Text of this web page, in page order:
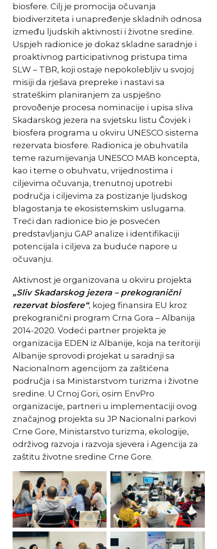
biosfere. Cilj je promocija očuvanja
biodiverziteta i unapređenje skladnih odnosa
između ljudskih aktivnosti i životne sredine.
Uspjeh radionice je dokaz skladne saradnje i
proaktivnog participativnog pristupa tima
SLW – TBR, koji ostaje nepokolebljiv u svojoj
misiji da rješava prepreke i nastavi sa
strateškim planiranjem za uspješno
provoðenje procesa nominacije i upisa sliva
Skadarskog jezera na svjetsku listu Čovjek i
biosfera programa u okviru UNESCO sistema
rezervata biosfere. Radionica je obuhvatila
teme razumijevanja UNESCO MAB koncepta,
kao i teme o obuhvatu, vrijednostima i
ciljevima očuvanja, trenutnoj upotrebi
područja i ciljevima za postizanje ljudskog
blagostanja te ekosistemskim uslugama.
Treći dan radionice bio je posvećen
predstavljanju GAP analize i identifikaciji
potencijala i ciljeva za buduće napore u
očuvanju.
Aktivnost je organizovana u okviru projekta
„Sliv Skadarskog jezera – prekogranični
rezervat biosfere“, kojeg finansira EU kroz
prekogranični program Crna Gora – Albanija
2014-2020. Vodeći partner projekta je
organizacija EDEN iz Albanije, koja na teritoriji
Albanije sprovodi projekat u saradnji sa
Nacionalnom agencijom za zaštićena
područja i sa Ministarstvom turizma i životne
sredine. U Crnoj Gori, osim EnvPro
organizacije, partneri u implementaciji ovog
značajnog projekta su JP Nacionalni parkovi
Crne Gore, Ministarstvo turizma, ekologije,
održivog razvoja i razvoja sjevera i Agencija za
zaštitu životne sredine Crne Gore.